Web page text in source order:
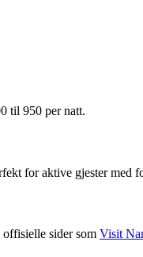
til 950 per natt.
for aktive gjester med
sider som Visit